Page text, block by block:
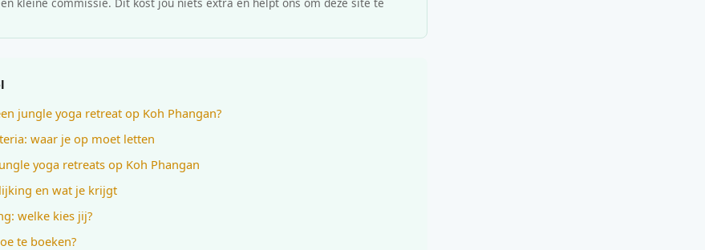
jungle yoga retreat op Koh Phangan?
waar je op moet letten
yoga retreats op Koh Phangan
en wat je krijgt
welke kies jij?
te boeken?